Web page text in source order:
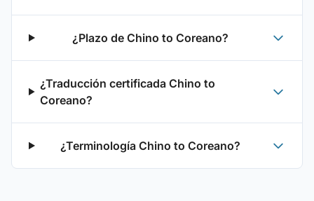
¿Plazo de Chino to Coreano?
¿Traducción certificada Chino to
Coreano?
¿Terminología Chino to Coreano?